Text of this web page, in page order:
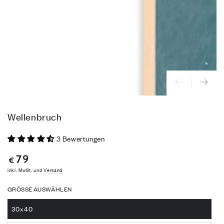
Wellenbruch
3 Bewertungen
Regulärer
Preis
€ 79
inkl. MwSt. undVersand
GRÖSSE AUSWÄHLEN
30x40
Variante
ausverkauft